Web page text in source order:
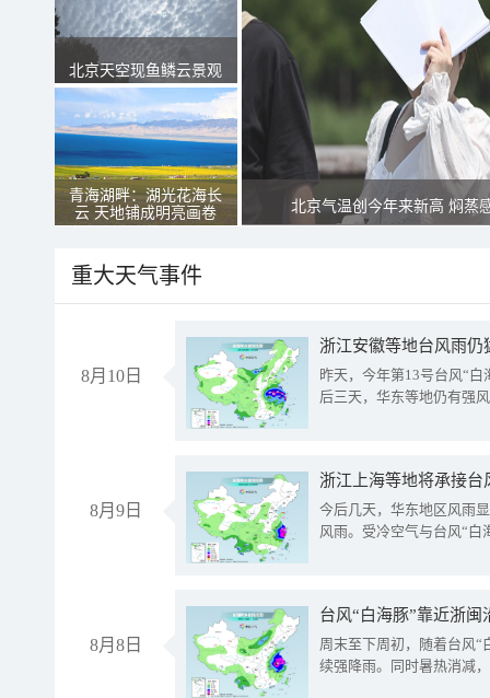
北京天空现鱼鳞云景观
青海湖畔：湖光花海长
云 天地铺成明亮画卷
北京气温创今年来新高 焖蒸
重大天气事件
8月10日
浙江安徽等地台风雨
昨天，今年第13号台风“
后三天，华东等地仍有强
8月9日
浙江上海等地将承接台
今后几天，华东地区风雨
风雨。受冷空气与台风“白
8月8日
台风“白海豚”靠近浙
周末至下周初，随着台风“
续强降雨。同时暑热消减